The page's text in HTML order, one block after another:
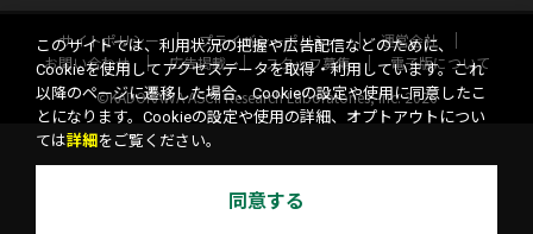
サイトポリシー プライバシーポリシー
運営会社
お問い合わせ
広告掲載 スタッフ募集
電子版について
©KADOKAWA ASCII Research Laboratories, Inc. 2026
このサイトでは、利用状況の把握や広告配信などのために、
Cookieを使用してアクセスデータを取得・利用しています。これ
以降のページに遷移した場合、Cookieの設定や使用に同意したこ
とになります。Cookieの設定や使用の詳細、オプトアウトについ
ては詳細 をご覧ください。
同意する